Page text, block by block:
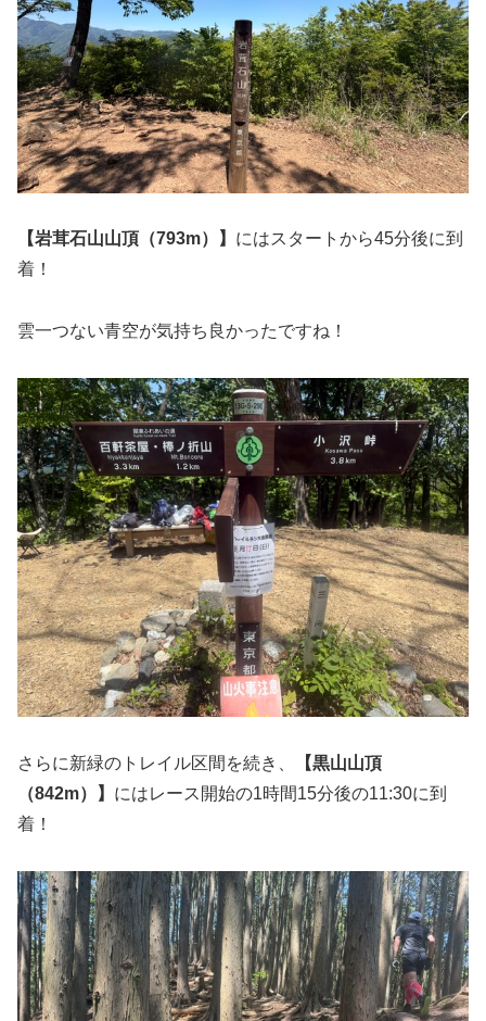
【岩茸石山山頂（793m）】 にはスタートから45分後に到
着！
雲一つない青空が気持ち良かったですね！
さらに新緑のトレイル区間を続き、
【黒山山頂
（842m）】 にはレース開始の1時間15分後の11:30に到
着！